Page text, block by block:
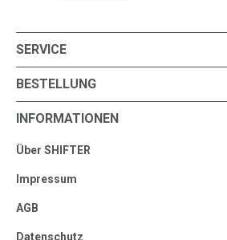
SERVICE
BESTELLUNG
INFORMATIONEN
Über SHIFTER
Impressum
AGB
Datenschutz